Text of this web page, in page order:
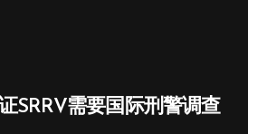
SRRV需要国际刑警调查